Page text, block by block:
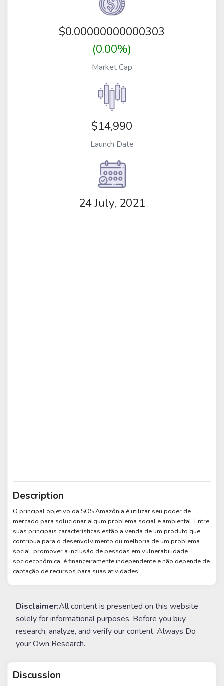
$0.00000000000303
(0.00%)
Market Cap
$14,990
Launch Date
24 July, 2021
Description
O principal objetivo da SOS Amazônia é utilizar seu poder de
mercado para solucionar algum problema social e ambiental. Entre
suas principais características estão a venda de um produto que
contribua para o desenvolvimento ou melhoria de um problema
social, promover a inclusão de pessoas em vulnerabilidade
socioeconômica, é financeiramente independente e não depende de
captação de recursos para suas atividades
Disclaimer:All content is presented on this website
solely for informational purposes. Before you buy,
research, analyze, and verify our content. Always Do
your Own Research.
Discussion